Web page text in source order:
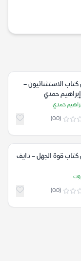
الاستثنائيون –
حمدي
حمدي
(0.0)
كتاب قوة الجهل – دايف
(0.0)